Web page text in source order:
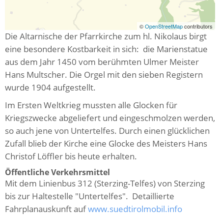
©OpenStreetMapcontributors
Die Altarnische der Pfarrkirche zum hl. Nikolaus birgt
eine besondere Kostbarkeit in sich: die Marienstatue
aus dem Jahr 1450 vom berühmten Ulmer Meister
Hans Multscher. Die Orgel mit den sieben Registern
wurde 1904 aufgestellt.
Im Ersten Weltkrieg mussten alle Glocken für
Kriegszwecke abgeliefert und eingeschmolzen werden,
so auch jene von Untertelfes. Durch einen glücklichen
Zufall blieb der Kirche eine Glocke des Meisters Hans
Christof Löffler bis heute erhalten.
Öffentliche Verkehrsmittel
Mit dem Linienbus 312 (Sterzing-Telfes) von Sterzing
bis zur Haltestelle "Untertelfes". Detaillierte
Fahrplanauskunft aufwww.suedtirolmobil.info